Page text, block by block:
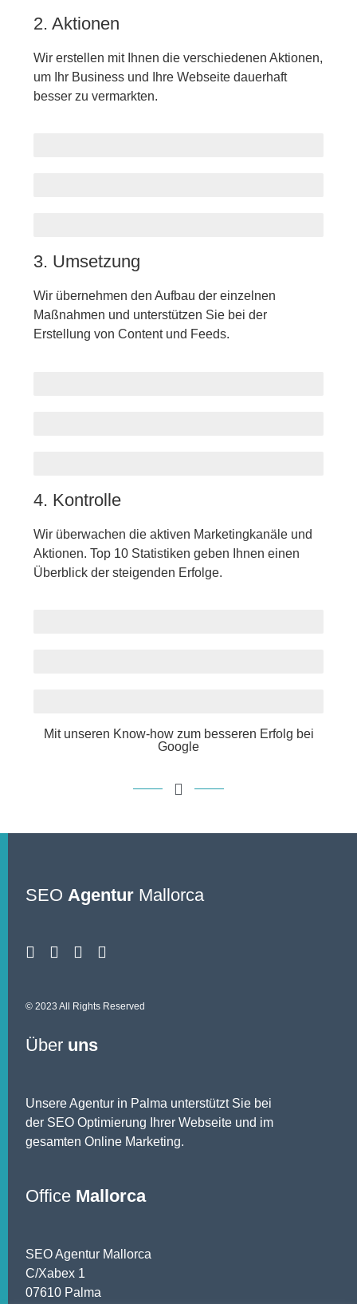
2. Aktionen
Wir erstellen mit Ihnen die verschiedenen Aktionen,
um Ihr Business und Ihre Webseite dauerhaft
besser zu vermarkten.
3. Umsetzung
Wir übernehmen den Aufbau der einzelnen
Maßnahmen und unterstützen Sie bei der
Erstellung von Content und Feeds.
4. Kontrolle
Wir überwachen die aktiven Marketingkanäle und
Aktionen. Top 10 Statistiken geben Ihnen einen
Überblick der steigenden Erfolge.
Mit unseren Know-how zum besseren Erfolg bei
Google
SEOAgentur Mallorca
© 2023 All Rights Reserved
Über uns
Unsere Agentur in Palma unterstützt Sie bei
der SEO Optimierung Ihrer Webseite und im
gesamten Online Marketing.
Office Mallorca
SEO Agentur Mallorca
C/Xabex 1
07610 Palma